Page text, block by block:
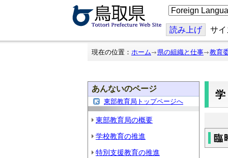
こ
の
ジ
を
翻
読み上げ サイ
現在の位置： ホーム 県の組織と仕事 教育
あんないのページ
東部教育局トップページへ
東部教育局の概要
学校教育の推進
特別支援教育の推進
臨